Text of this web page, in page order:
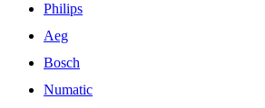
Philips
Aeg
Bosch
Numatic